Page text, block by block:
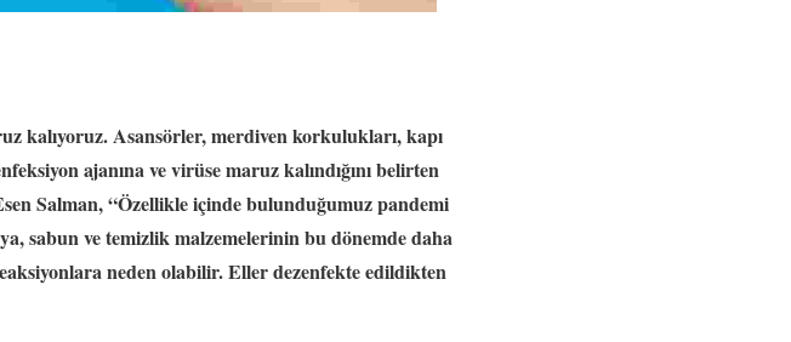
kalıyoruz. Asansörler, merdiven korkulukları, kapı
ajanına ve virüse maruz kalındığını belirten
Salman, “Özellikle içinde bulunduğumuz pandemi
sabun ve temizlik malzemelerinin bu dönemde daha
neden olabilir. Eller dezenfekte edildikten